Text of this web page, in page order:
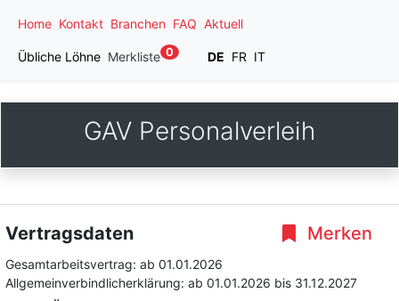
Home Kontakt Branchen FAQ Aktuell
Übliche Löhne Merkliste 0 DE FR IT
GAV Personalverleih
Merken
Vertragsdaten
Gesamtarbeitsvertrag: ab 01.01.2026
Allgemeinverbindlicherklärung: ab 01.01.2026 bis 31.12.2027